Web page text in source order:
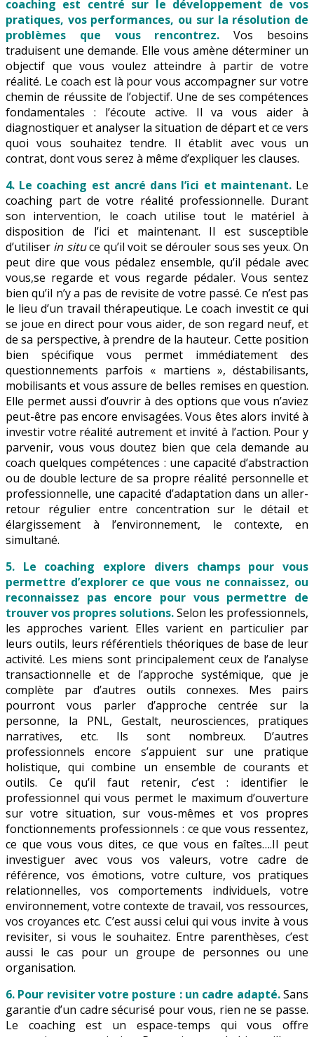
coaching est centré sur le développement de vos
pratiques, vos performances, ou sur la résolution de
problèmes que vous rencontrez.
Vos besoins
traduisent une demande. Elle vous amène déterminer un
objectif que vous voulez atteindre à partir de votre
réalité. Le coach est là pour vous accompagner sur votre
chemin de réussite de l’objectif. Une de ses compétences
fondamentales : l’écoute active. Il va vous aider à
diagnostiquer et analyser la situation de départ et ce vers
quoi vous souhaitez tendre. Il établit avec vous un
contrat, dont vous serez à même d’expliquer les clauses.
4. Le coaching est ancré dans l’ici et maintenant. Le
coaching part de votre réalité professionnelle. Durant
son intervention, le coach utilise tout le matériel à
disposition de l’ici et maintenant. Il est susceptible
d’utiliser in situce qu’il voit se dérouler sous ses yeux. On
peut dire que vous pédalez ensemble, qu’il pédale avec
vous,se regarde et vous regarde pédaler. Vous sentez
bien qu’il n’y a pas de revisite de votre passé. Ce n’est pas
le lieu d’un travail thérapeutique. Le coach investit ce qui
se joue en direct pour vous aider, de son regard neuf, et
de sa perspective, à prendre de la hauteur. Cette position
bien spécifique vous permet immédiatement des
questionnements parfois « martiens », déstabilisants,
mobilisants et vous assure de belles remises en question.
Elle permet aussi d’ouvrir à des options que vous n’aviez
peut-être pas encore envisagées. Vous êtes alors invité à
investir votre réalité autrement et invité à l’action. Pour y
parvenir, vous vous doutez bien que cela demande au
coach quelques compétences : une capacité d’abstraction
ou de double lecture de sa propre réalité personnelle et
professionnelle, une capacité d’adaptation dans un aller-
retour régulier entre concentration sur le détail et
élargissement à l’environnement, le contexte, en
simultané.
5. Le coaching explore divers champs pour vous
permettre d’explorer ce que vous ne connaissez, ou
reconnaissez pas encore pour vous permettre de
trouver vos propres solutions.Selon les professionnels,
les approches varient. Elles varient en particulier par
leurs outils, leurs référentiels théoriques de base de leur
activité. Les miens sont principalement ceux de l’analyse
transactionnelle et de l’approche systémique, que je
complète par d’autres outils connexes. Mes pairs
pourront vous parler d’approche centrée sur la
personne, la PNL, Gestalt, neurosciences, pratiques
narratives, etc. Ils sont nombreux. D’autres
professionnels encore s’appuient sur une pratique
holistique, qui combine un ensemble de courants et
outils. Ce qu’il faut retenir, c’est : identifier le
professionnel qui vous permet le maximum d’ouverture
sur votre situation, sur vous-mêmes et vos propres
fonctionnements professionnels : ce que vous ressentez,
ce que vous vous dites, ce que vous en faîtes….Il peut
investiguer avec vous vos valeurs, votre cadre de
référence, vos émotions, votre culture, vos pratiques
relationnelles, vos comportements individuels, votre
environnement, votre contexte de travail, vos ressources,
vos croyances etc. C’est aussi celui qui vous invite à vous
revisiter, si vous le souhaitez. Entre parenthèses, c’est
aussi le cas pour un groupe de personnes ou une
organisation.
6. Pour revisiter votre posture : un cadre adapté.Sans
garantie d’un cadre sécurisé pour vous, rien ne se passe.
Le coaching est un espace-temps qui vous offre